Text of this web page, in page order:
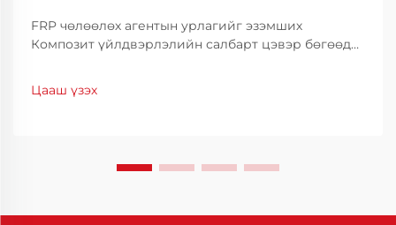
FRP чөлөөлөх агентын урлагийг эзэмших
Композит үйлдвэрлэлийн салбарт цэвэр бөгөөд
өндөр чанартай үйлдвэрлэхэд маш чухал байдаг.
Цааш үзэх